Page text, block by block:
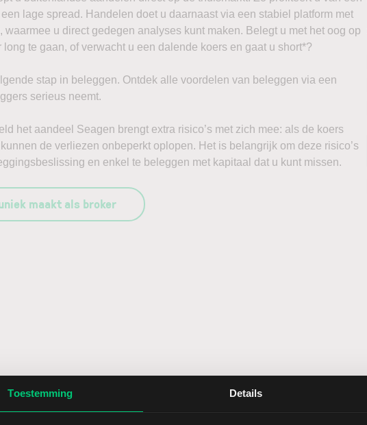
Toestemming Details
lage spread. Handelen doet u daarnaast via een stabiel platform met
waarmee u direct gedegen analyses kunt maken. Belegt u met het oog op
te gaan, of verwacht u een dalende koers en gaat u short*?
stap in beleggen. Ontdek alle voordelen van beleggen via een
serieus neemt.
het aandeel Seagen brengt extra risico’s met zich mee: als de koers
de verliezen onbeperkt oplopen. Het is belangrijk om deze risico’s
en enkel te beleggen met kapitaal dat u kunt missen.
maakt als broker